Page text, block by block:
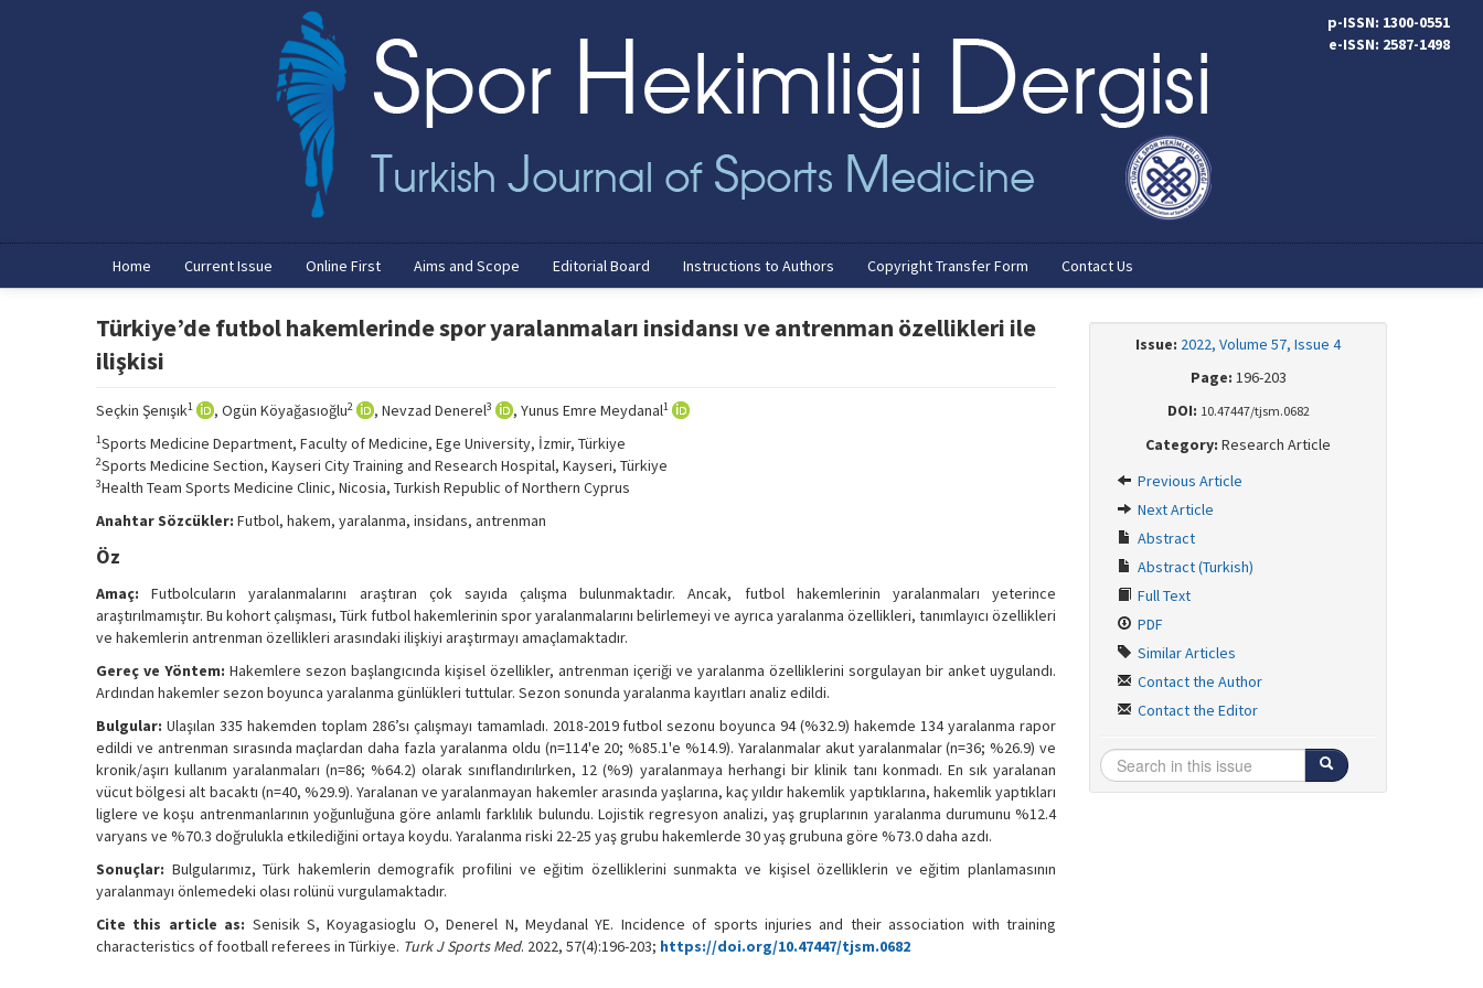
p-ISSN: 1300-0551
e-ISSN: 2587-1498
Home Current Issue Online First Aims and Scope Editorial Board Instructions to Authors Copyright Transfer Form Contact Us
Türkiye’de futbol hakemlerinde spor yaralanmaları insidansı ve antrenman özellikleri ile
ilişkisi
Seçkin Şenışık1 , Ogün Köyağasıoğlu2 , Nevzad Denerel3 , Yunus Emre Meydanal1
1Sports Medicine Department, Faculty of Medicine, Ege University, İzmir, Türkiye
2Sports Medicine Section, Kayseri City Training and Research Hospital, Kayseri, Türkiye
3Health Team Sports Medicine Clinic, Nicosia, Turkish Republic of Northern Cyprus
Anahtar Sözcükler: Futbol, hakem, yaralanma, insidans, antrenman
Öz
Amaç: Futbolcuların yaralanmalarını araştıran çok sayıda çalışma bulunmaktadır. Ancak, futbol hakemlerinin yaralanmaları yeterince
araştırılmamıştır. Bu kohort çalışması, Türk futbol hakemlerinin spor yaralanmalarını belirlemeyi ve ayrıca yaralanma özellikleri, tanımlayıcı özellikleri
ve hakemlerin antrenman özellikleri arasındaki ilişkiyi araştırmayı amaçlamaktadır.
Gereç ve Yöntem: Hakemlere sezon başlangıcında kişisel özellikler, antrenman içeriği ve yaralanma özelliklerini sorgulayan bir anket uygulandı.
Ardından hakemler sezon boyunca yaralanma günlükleri tuttular. Sezon sonunda yaralanma kayıtları analiz edildi.
Bulgular: Ulaşılan 335 hakemden toplam 286’sı çalışmayı tamamladı. 2018-2019 futbol sezonu boyunca 94 (%32.9) hakemde 134 yaralanma rapor
edildi ve antrenman sırasında maçlardan daha fazla yaralanma oldu (n=114'e 20; %85.1'e %14.9). Yaralanmalar akut yaralanmalar (n=36; %26.9) ve
kronik/aşırı kullanım yaralanmaları (n=86; %64.2) olarak sınıflandırılırken, 12 (%9) yaralanmaya herhangi bir klinik tanı konmadı. En sık yaralanan
vücut bölgesi alt bacaktı (n=40, %29.9). Yaralanan ve yaralanmayan hakemler arasında yaşlarına, kaç yıldır hakemlik yaptıklarına, hakemlik yaptıkları
liglere ve koşu antrenmanlarının yoğunluğuna göre anlamlı farklılık bulundu. Lojistik regresyon analizi, yaş gruplarının yaralanma durumunu %12.4
varyans ve %70.3 doğrulukla etkilediğini ortaya koydu. Yaralanma riski 22-25 yaş grubu hakemlerde 30 yaş grubuna göre %73.0 daha azdı.
Sonuçlar: Bulgularımız, Türk hakemlerin demografik profilini ve eğitim özelliklerini sunmakta ve kişisel özelliklerin ve eğitim planlamasının
yaralanmayı önlemedeki olası rolünü vurgulamaktadır.
Cite this article as: Senisik S, Koyagasioglu O, Denerel N, Meydanal YE. Incidence of sports injuries and their association with training
characteristics of football referees in Türkiye. Turk J Sports Med. 2022, 57(4):196-203; https://doi.org/10.47447/tjsm.0682
Issue: 2022, Volume 57, Issue 4
Page: 196-203
DOI: 10.47447/tjsm.0682
Category: Research Article
Previous Article
Next Article
Abstract
Abstract (Turkish)
Full Text
PDF
Similar Articles
Contact the Author
Contact the Editor